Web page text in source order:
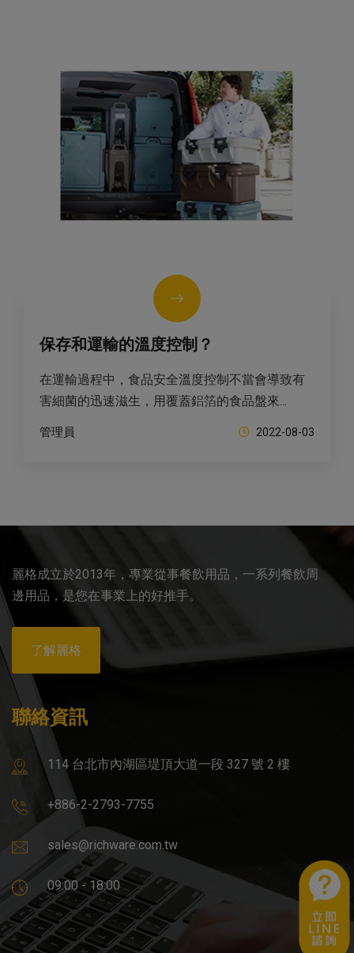
保存和運輸的溫度控制？
在運輸過程中，食品安全溫度控制不當會導致有
害細菌的迅速滋生，用覆蓋鋁箔的食品盤來...
管理員 2022-08-03
麗格成立於2013年，專業從事餐飲用品，一系列餐飲周
邊用品，是您在事業上的好推手。
了解麗格
聯絡資訊
114 台北市內湖區堤頂大道一段 327 號 2 樓
+886-2-2793-7755
sales@richware.com.tw
09:00 - 18:00